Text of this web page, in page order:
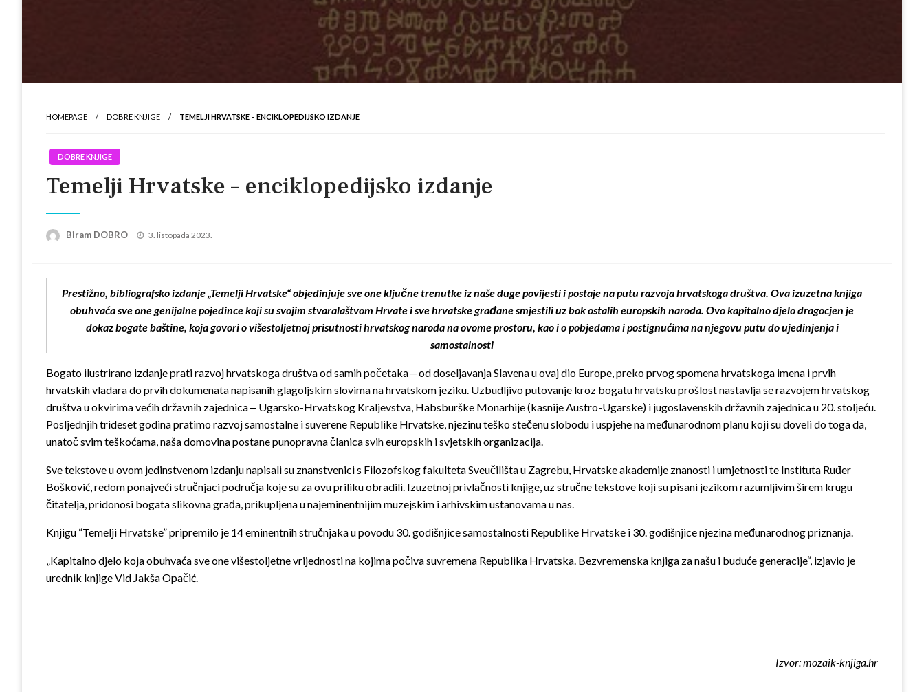
HOMEPAGE DOBRE KNJIGE TEMELJI HRVATSKE – ENCIKLOPEDIJSKO IZDANJE
DOBRE KNJIGE
Temelji Hrvatske – enciklopedijsko izdanje
Biram DOBRO
Posted
3. listopada 2023.
Prestižno, bibliografsko izdanje „Temelji Hrvatske“ objedinjuje sve one ključne trenutke iz naše duge povijesti i postaje na putu razvoja hrvatskoga društva. Ova izuzetna knjiga
obuhvaća sve one genijalne pojedince koji su svojim stvaralaštvom Hrvate i sve hrvatske građane smjestili uz bok ostalih europskih naroda. Ovo kapitalno djelo dragocjen je
dokaz bogate baštine, koja govori o višestoljetnoj prisutnosti hrvatskog naroda na ovome prostoru, kao i o pobjedama i postignućima na njegovu putu do ujedinjenja i
samostalnosti
Bogato ilustrirano izdanje prati razvoj hrvatskoga društva od samih početaka ‒ od doseljavanja Slavena u ovaj dio Europe, preko prvog spomena hrvatskoga imena i prvih
hrvatskih vladara do prvih dokumenata napisanih glagoljskim slovima na hrvatskom jeziku. Uzbudljivo putovanje kroz bogatu hrvatsku prošlost nastavlja se razvojem hrvatskog
društva u okvirima većih državnih zajednica ‒ Ugarsko-Hrvatskog Kraljevstva, Habsburške Monarhije (kasnije Austro-Ugarske) i jugoslavenskih državnih zajednica u 20. stoljeću.
Posljednjih trideset godina pratimo razvoj samostalne i suverene Republike Hrvatske, njezinu teško stečenu slobodu i uspjehe na međunarodnom planu koji su doveli do toga da,
unatoč svim teškoćama, naša domovina postane punopravna članica svih europskih i svjetskih organizacija.
Sve tekstove u ovom jedinstvenom izdanju napisali su znanstvenici s Filozofskog fakulteta Sveučilišta u Zagrebu, Hrvatske akademije znanosti i umjetnosti te Instituta Ruđer
Bošković, redom ponajveći stručnjaci područja koje su za ovu priliku obradili. Izuzetnoj privlačnosti knjige, uz stručne tekstove koji su pisani jezikom razumljivim širem krugu
čitatelja, pridonosi bogata slikovna građa, prikupljena u najeminentnijim muzejskim i arhivskim ustanovama u nas.
Knjigu “Temelji Hrvatske” pripremilo je 14 eminentnih stručnjaka u povodu 30. godišnjice samostalnosti Republike Hrvatske i 30. godišnjice njezina međunarodnog priznanja.
„Kapitalno djelo koja obuhvaća sve one višestoljetne vrijednosti na kojima počiva suvremena Republika Hrvatska. Bezvremenska knjiga za našu i buduće generacije“, izjavio je
urednik knjige Vid Jakša Opačić.
Izvor: mozaik-knjiga.hr